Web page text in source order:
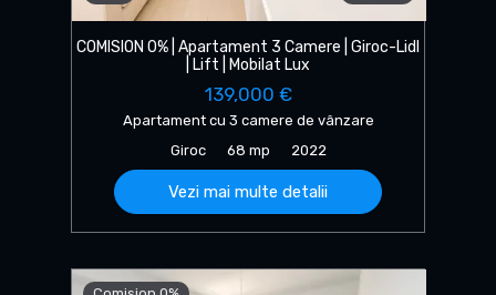
COMISION 0% | Apartament 3 Camere | Giroc-Lidl
| Lift | Mobilat Lux
139,000 €
Apartament cu 3 camere de vânzare
Giroc
68 mp 2022
Vezi mai multe detalii